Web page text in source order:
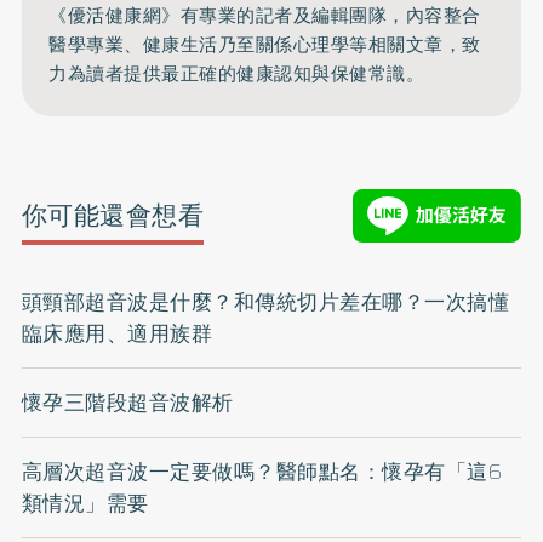
《優活健康網》有專業的記者及編輯團隊，內容整合
醫學專業、健康生活乃至關係心理學等相關文章，致
力為讀者提供最正確的健康認知與保健常識。
你可能還會想看
頭頸部超音波是什麼？和傳統切片差在哪？一次搞懂
臨床應用、適用族群
懷孕三階段超音波解析
高層次超音波一定要做嗎？醫師點名：懷孕有「這6
類情況」需要